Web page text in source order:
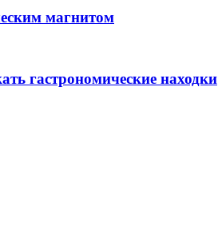
магнитом
гастрономические находки